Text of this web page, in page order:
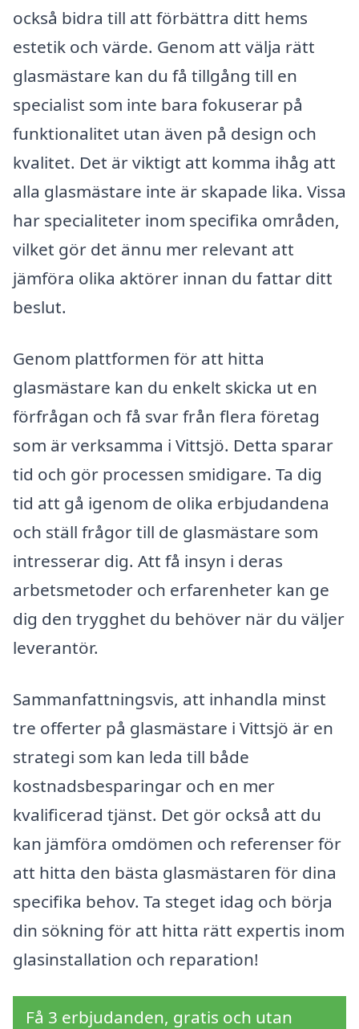
också bidra till att förbättra ditt hems
estetik och värde. Genom att välja rätt
glasmästare kan du få tillgång till en
specialist som inte bara fokuserar på
funktionalitet utan även på design och
kvalitet. Det är viktigt att komma ihåg att
alla glasmästare inte är skapade lika. Vissa
har specialiteter inom specifika områden,
vilket gör det ännu mer relevant att
jämföra olika aktörer innan du fattar ditt
beslut.
Genom plattformen för att hitta
glasmästare kan du enkelt skicka ut en
förfrågan och få svar från flera företag
som är verksamma i Vittsjö. Detta sparar
tid och gör processen smidigare. Ta dig
tid att gå igenom de olika erbjudandena
och ställ frågor till de glasmästare som
intresserar dig. Att få insyn i deras
arbetsmetoder och erfarenheter kan ge
dig den trygghet du behöver när du väljer
leverantör.
Sammanfattningsvis, att inhandla minst
tre offerter på glasmästare i Vittsjö är en
strategi som kan leda till både
kostnadsbesparingar och en mer
kvalificerad tjänst. Det gör också att du
kan jämföra omdömen och referenser för
att hitta den bästa glasmästaren för dina
specifika behov. Ta steget idag och börja
din sökning för att hitta rätt expertis inom
glasinstallation och reparation!
Få 3 erbjudanden, gratis och utan